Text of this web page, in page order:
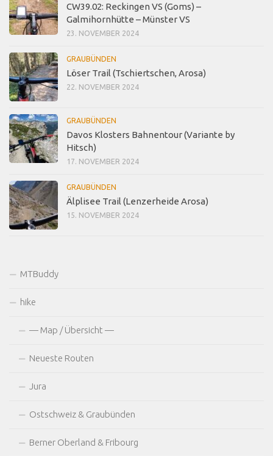
CW39.02: Reckingen VS (Goms) –
Galmihornhütte – Münster VS
23. NOVEMBER 2024
GRAUBÜNDEN
Löser Trail (Tschiertschen, Arosa)
22. NOVEMBER 2024
GRAUBÜNDEN
Davos Klosters Bahnentour (Variante by
Hitsch)
17. NOVEMBER 2024
GRAUBÜNDEN
Älplisee Trail (Lenzerheide Arosa)
15. NOVEMBER 2024
MTBuddy
hike
— Map / Übersicht —
Neueste Routen
Jura
Ostschweiz & Graubünden
Berner Oberland & Fribourg